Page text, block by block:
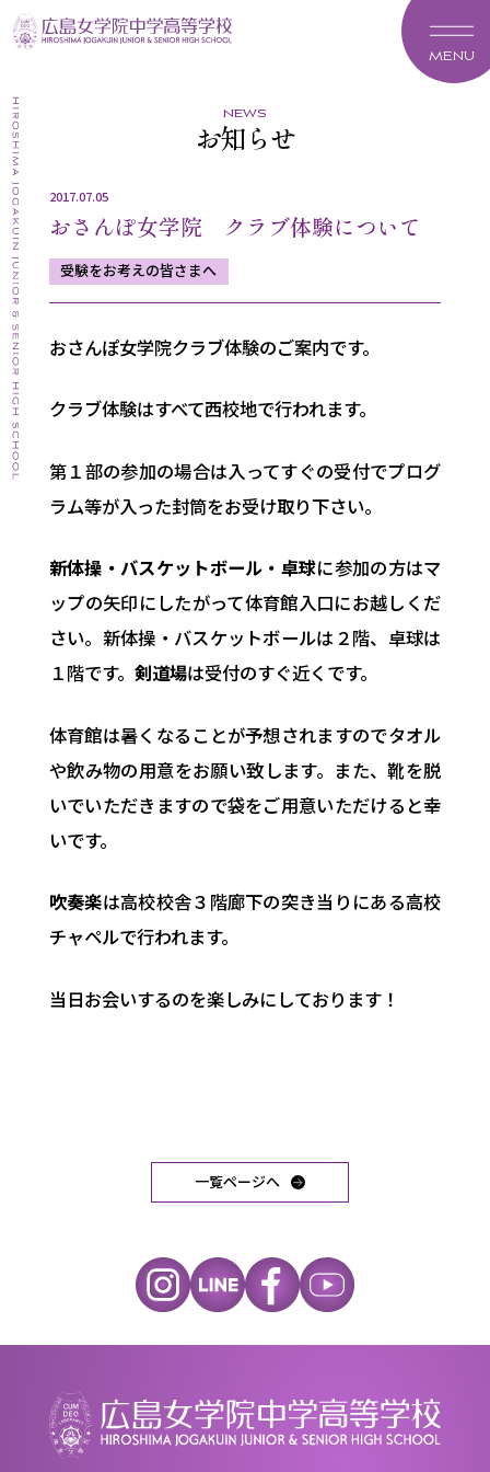
MENU
news
お知らせ
2017.07.05
おさんぽ女学院 クラブ体験について
受験をお考えの皆さまへ
おさんぽ女学院クラブ体験のご案内です。
クラブ体験はすべて西校地で行われます。
第１部の参加の場合は入ってすぐの受付でプログ
ラム等が入った封筒をお受け取り下さい。
新体操・バスケットボール・卓球に参加の方はマ
ップの矢印にしたがって体育館入口にお越しくだ
さい。新体操・バスケットボールは２階、卓球は
１階です。 剣道場は受付のすぐ近くです。
体育館は暑くなることが予想されますのでタオル
や飲み物の用意をお願い致します。また、靴を脱
いでいただきますので袋をご用意いただけると幸
いです。
吹奏楽は高校校舎３階廊下の突き当りにある高校
チャペルで行われます。
当日お会いするのを楽しみにしております！
一覧ページへ